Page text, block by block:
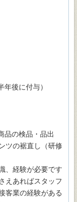
後に付与）
品の検品・品出
ツの裾直し（研修
、経験が必要です
えあればスタッフ
客業の経験がある